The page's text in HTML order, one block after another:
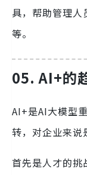
具，帮助管理
等。
05. AI+的
AI+是AI大模型
转，对企业来说
首先是人才的挑